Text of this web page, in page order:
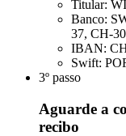
Titular:
Banco:
37, CH-
IBAN:
Swift:
3º passo
Aguarde a
recibo